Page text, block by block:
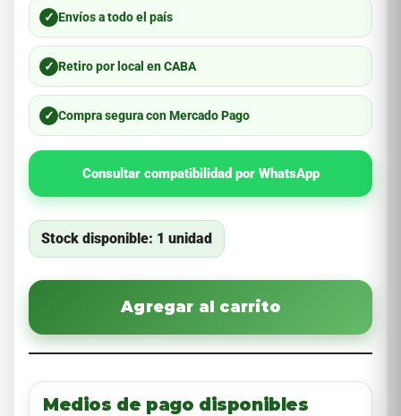
✓ Envíos a todo el país
✓ Retiro por local en CABA
✓ Compra segura con Mercado Pago
Consultar compatibilidad por WhatsApp
Stock disponible: 1 unidad
Agregar al carrito
Medios de pago disponibles